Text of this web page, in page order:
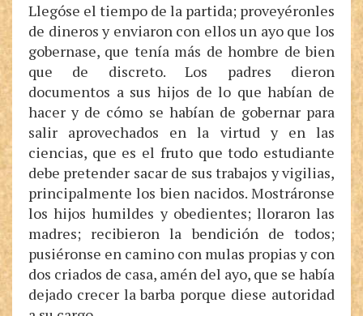
Llegóse el tiempo de la partida; proveyéronles
de dineros y enviaron con ellos un ayo que los
gobernase, que tenía más de hombre de bien
que de discreto. Los padres dieron
documentos a sus hijos de lo que habían de
hacer y de cómo se habían de gobernar para
salir aprovechados en la virtud y en las
ciencias, que es el fruto que todo estudiante
debe pretender sacar de sus trabajos y vigilias,
principalmente los bien nacidos. Mostráronse
los hijos humildes y obedientes; lloraron las
madres; recibieron la bendición de todos;
pusiéronse en camino con mulas propias y con
dos criados de casa, amén del ayo, que se había
dejado crecer la barba porque diese autoridad